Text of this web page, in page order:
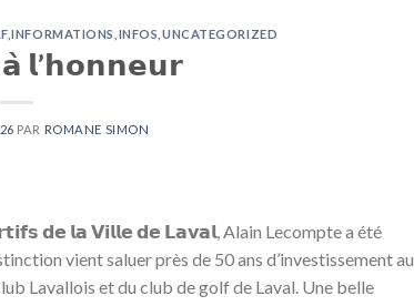
,INFORMATIONS INFOS UNCATEGORIZED
𝗹’𝗵𝗼𝗻𝗻𝗲𝘂𝗿
PAR ROMANE SIMON
𝗱𝗲 𝗹𝗮 𝗩𝗶𝗹𝗹𝗲 𝗱𝗲 𝗟𝗮𝘃𝗮𝗹, Alain Lecompte a été
vient saluer près de 50 ans d’investissement au
Lavallois et du club de golf de Laval. Une belle